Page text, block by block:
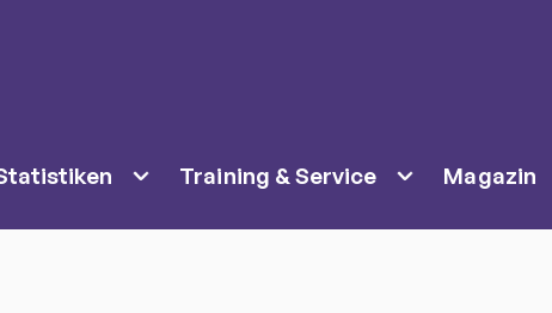
Training & Service Magazin